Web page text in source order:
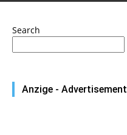
Search
Anzige - Advertisement